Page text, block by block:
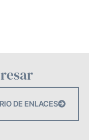
DE ENLACES